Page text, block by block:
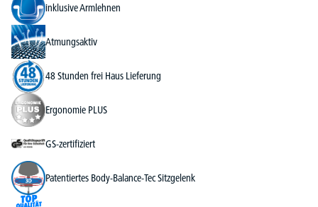
inklusive Armlehnen
Atmungsaktiv
48 Stunden frei Haus Lieferung
Ergonomie PLUS
GS-zertifiziert
Patentiertes Body-Balance-Tec Sitzgelenk